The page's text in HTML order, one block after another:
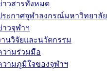
าวสารทั้งหมด
ระกาศจุฬาลงกรณ์มหาวิทยาลัย
าวจุฬาฯ
านวิจัยและนวัตกรรม
วามร่วมมือ
วามภูมิใจของจุฬาฯ